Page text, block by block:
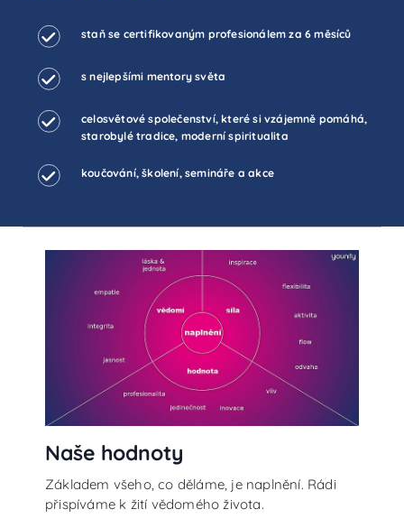
staň se certifikovaným profesionálem za 6 měsíců
s nejlepšími mentory světa
celosvětové společenství, které si vzájemně pomáhá,
starobylé tradice, moderní spiritualita
koučování, školení, semináře a akce
Naše hodnoty
Základem všeho, co děláme, je naplnění. Rádi
přispíváme k žití vědomého života.